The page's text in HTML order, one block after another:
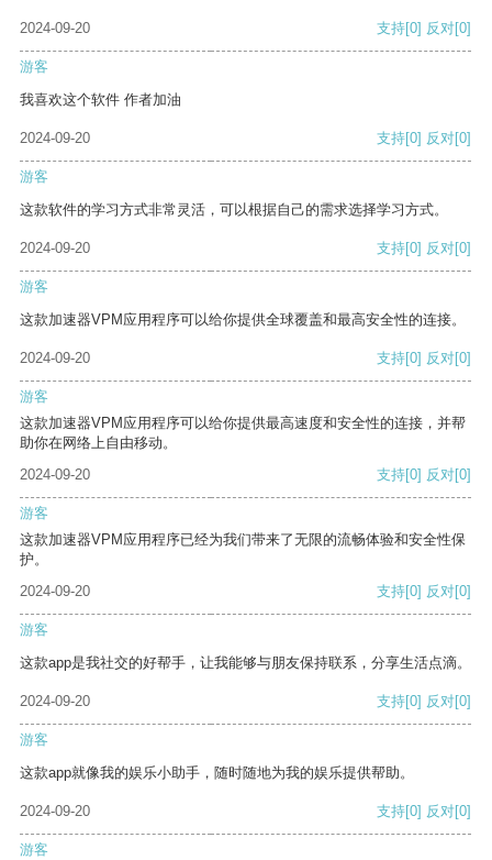
2024-09-20 支持[0] 反对[0]
游客
我喜欢这个软件 作者加油
2024-09-20 支持[0] 反对[0]
游客
这款软件的学习方式非常灵活，可以根据自己的需求选择学习方式。
2024-09-20 支持[0] 反对[0]
游客
这款加速器VPM应用程序可以给你提供全球覆盖和最高安全性的连接。
2024-09-20 支持[0] 反对[0]
游客
这款加速器VPM应用程序可以给你提供最高速度和安全性的连接，并帮
助你在网络上自由移动。
2024-09-20
支持[0] 反对[0]
游客
这款加速器VPM应用程序已经为我们带来了无限的流畅体验和安全性保
护。
2024-09-20
支持[0] 反对[0]
游客
这款app是我社交的好帮手，让我能够与朋友保持联系，分享生活点滴。
2024-09-20 支持[0] 反对[0]
游客
这款app就像我的娱乐小助手，随时随地为我的娱乐提供帮助。
2024-09-20 支持[0] 反对[0]
游客